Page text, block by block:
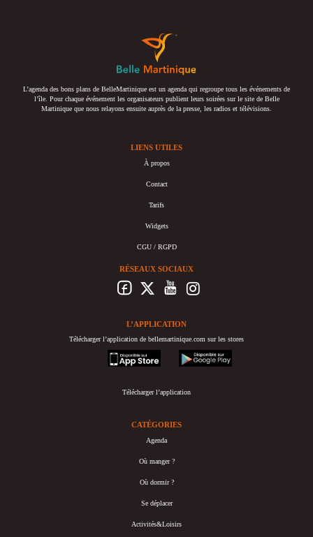
L’agenda des bons plans de BelleMartinique est un agenda qui regroupe tous les événements de
l’île. Pour chaque événement les organisateurs publient leurs soirées sur le site de Belle
Martinique que nous relayons ensuite auprès de la presse, les radios et télévisions.
LIENS UTILES
À propos
Contact
Tarifs
Widgets
CGU / RGPD
RÉSEAUX SOCIAUX
L’APPLICATION
Télécharger l’application de bellemartinique.com sur les stores
appstore
googleplay
Télécharger l’application
CATÉGORIES
Agenda
Où manger ?
Où dormir ?
Se déplacer
Activités&Loisirs